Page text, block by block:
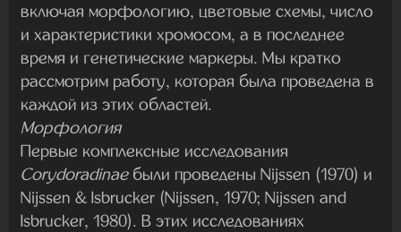
включая морфологию, цветовые схемы, число
и характеристики хромосом, а в последнее
время и генетические маркеры. Мы кратко
рассмотрим работу, которая была проведена в
каждой из этих областей.
Морфология
Первые комплексные исследования
Corydoradinae были проведены Nijssen (1970) и
Nijssen & Isbrucker (Nijssen, 1970; Nijssen and
Isbrucker, 1980). В этих исследованиях